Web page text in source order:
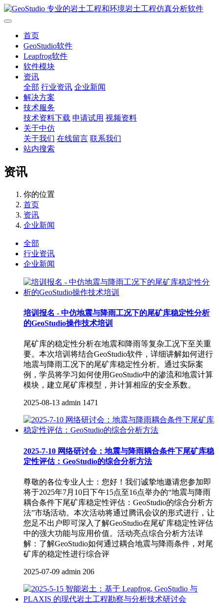
首页
GeoStudio软件
Leapfrog软件
软件模块
资讯
全部 行业资讯 企业新闻
解决方案
技术服务
技术资料下载 申请试用 视频资料
关于中仿
关于我们 在线留言 联系我们
站内搜索
资讯
你的位置
首页
资讯
企业新闻
全部
行业资讯
企业新闻
培训报名 - 中仿地震与降雨工况下的尾矿库稳定性分析
的GeoStudio操作技术培训
尾矿库的稳定性分析在地震和降雨等复杂工况下至关重
要。本次培训将结合GeoStudio软件，详细讲解如何进行
地震与降雨工况下的尾矿库稳定性分析。通过实际案
例，学员将学习如何使用GeoStudio中的渗流和地震计算
模块，建立尾矿库模型，并计算相应的安全系数。
2025-08-13 admin 1471
2025-7-10 网络研讨会：地震与降雨耦合条件下尾矿库稳
定性评估：GeoStudio的综合分析方法
尊敬的各位专业人士：您好！我们诚挚地邀请您参加即
将于2025年7月10日下午15点至16点举办的“地震与降雨
耦合条件下尾矿库稳定性评估：GeoStudio的综合分析方
法”市场活动。本次活动将通过腾讯会议的形式进行，让
您足不出户即可深入了解GeoStudio在尾矿库稳定性评估
中的强大功能与应用价值。活动亮点综合分析方法详
解：了解GeoStudio如何通过耦合地震与降雨条件，对尾
矿库的稳定性进行综合评
2025-07-09 admin 206